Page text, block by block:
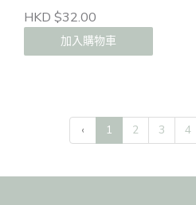
HKD $32.00
加入購物車
‹ 1 2 3 4